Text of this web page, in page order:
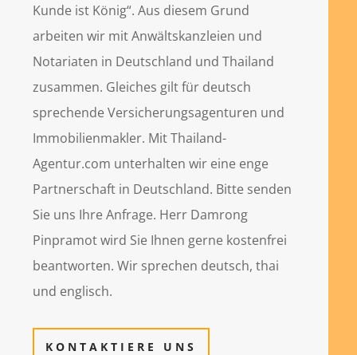
Kunde ist König“. Aus diesem Grund
arbeiten wir mit Anwältskanzleien und
Notariaten in Deutschland und Thailand
zusammen. Gleiches gilt für deutsch
sprechende Versicherungsagenturen und
Immobilienmakler. Mit Thailand-
Agentur.com unterhalten wir eine enge
Partnerschaft in Deutschland. Bitte senden
Sie uns Ihre Anfrage. Herr Damrong
Pinpramot wird Sie Ihnen gerne kostenfrei
beantworten. Wir sprechen deutsch, thai
und englisch.
KONTAKTIERE UNS